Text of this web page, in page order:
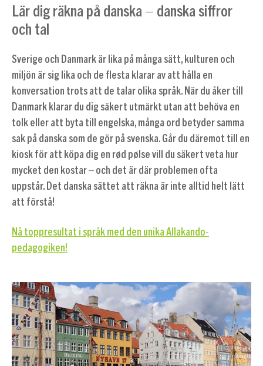
Lär dig räkna på danska – danska siffror
och tal
Sverige och Danmark är lika på många sätt, kulturen och
miljön är sig lika och de flesta klarar av att hålla en
konversation trots att de talar olika språk. När du åker till
Danmark klarar du dig säkert utmärkt utan att behöva en
tolk eller att byta till engelska, många ord betyder samma
sak på danska som de gör på svenska. Går du däremot till en
kiosk för att köpa dig en rød pølse vill du säkert veta hur
mycket den kostar – och det är där problemen ofta
uppstår. Det danska sättet att räkna är inte alltid helt lätt
att förstå!
Nå toppresultat i språk med den unika Allakando-
pedagogiken!